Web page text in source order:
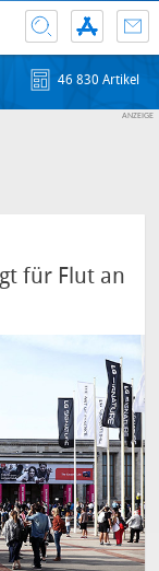
46 830 Artikel
für Flut an